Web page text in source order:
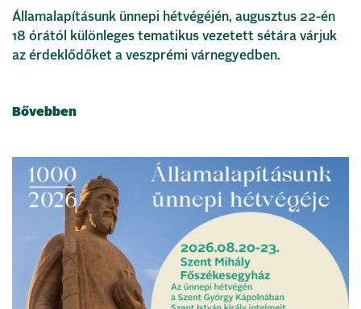
Államalapításunk ünnepi hétvégéjén, augusztus 22-én
18 órától különleges tematikus vezetett sétára várjuk
az érdeklődőket a veszprémi várnegyedben.
Bővebben